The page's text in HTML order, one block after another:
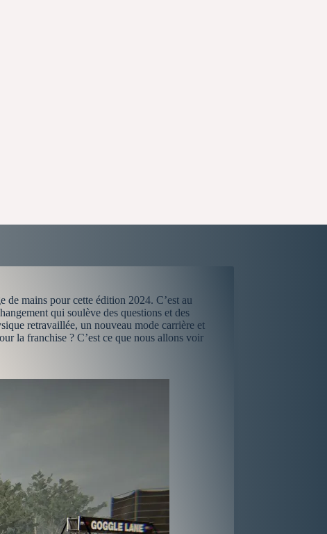
de mains pour cette édition 2024. C’est au
qui soulève des questions et des
retravaillée, un nouveau mode carrière et
la franchise ? C’est ce que nous allons voir